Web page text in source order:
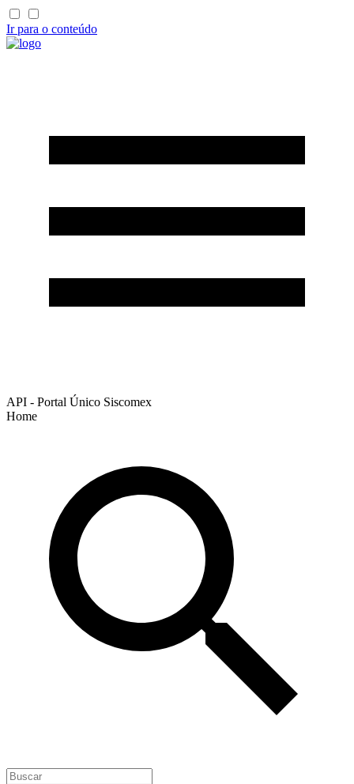
Ir para o conteúdo
API - Portal Único Siscomex
Home